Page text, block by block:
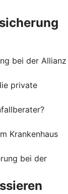
bei der Allianz
private
Krankenhaus
bei der